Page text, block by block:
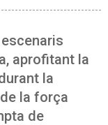
aprofitant la
la
la força
de